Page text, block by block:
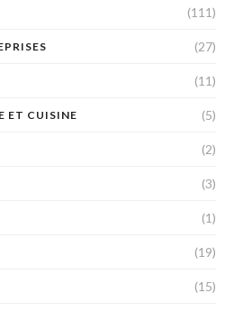
(111)
(27)
(11)
ET CUISINE (5)
(2)
(3)
(1)
(19)
(15)